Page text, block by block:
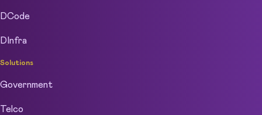
DCode
DInfra
Solutions
Government
Telco